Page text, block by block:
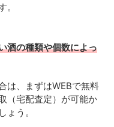
酒の種類や個数によっ
は、まずはWEBで無料
（宅配査定）が可能か
ょう。